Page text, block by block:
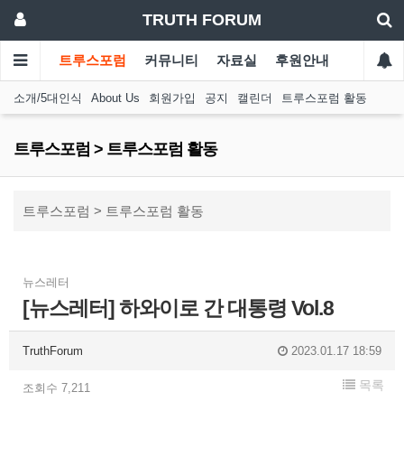
TRUTH FORUM
트루스포럼 커뮤니티 자료실 후원안내
소개/5대인식 About Us 회원가입 공지 캘린더 트루스포럼 활동
트루스포럼 > 트루스포럼 활동
트루스포럼 > 트루스포럼 활동
뉴스레터
[뉴스레터] 하와이로 간 대통령 Vol.8
TruthForum 2023.01.17 18:59
조회수 7,211 목록